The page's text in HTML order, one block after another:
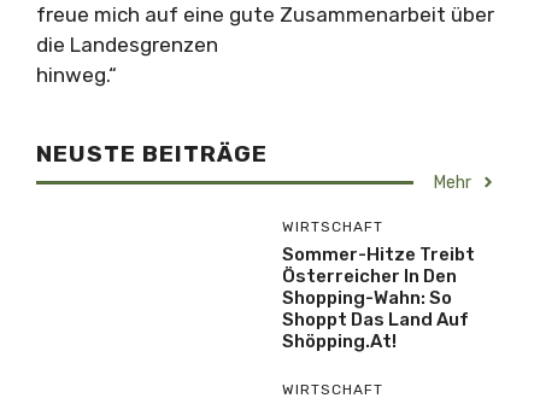
freue mich auf eine gute Zusammenarbeit über
die Landesgrenzen
hinweg.“
NEUSTE BEITRÄGE
Mehr
WIRTSCHAFT
Sommer-Hitze Treibt
Österreicher In Den
Shopping-Wahn: So
Shoppt Das Land Auf
Shöpping.at!
WIRTSCHAFT